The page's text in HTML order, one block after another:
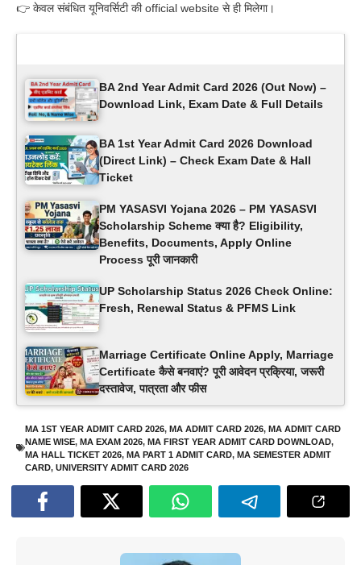
👉 केवल संबंधित यूनिवर्सिटी की official website से ही मिलेगा।
BA 2nd Year Admit Card 2026 (Out Now) –
Download Link, Exam Date & Full Details
BA 1st Year Admit Card 2026 Download
(Direct Link) – Check Exam Date & Hall
Ticket
PM YASASVI Yojana 2026 – PM YASASVI
Scholarship Scheme क्या है? Eligibility,
Benefits, Documents, Apply Online
Process पूरी जानकारी
UP Scholarship Status 2026 Check Online:
Fresh, Renewal Status & PFMS Link
Marriage Certificate Online Apply, Marriage
Certificate कैसे बनवाएं? पूरी आवेदन प्रक्रिया, जरूरी
दस्तावेज, पात्रता और फीस
MA 1ST YEAR ADMIT CARD 2026, MA ADMIT CARD 2026, MA ADMIT CARD
NAME WISE, MA EXAM 2026, MA FIRST YEAR ADMIT CARD DOWNLOAD,
MA HALL TICKET 2026, MA PART 1 ADMIT CARD, MA SEMESTER ADMIT
CARD, UNIVERSITY ADMIT CARD 2026